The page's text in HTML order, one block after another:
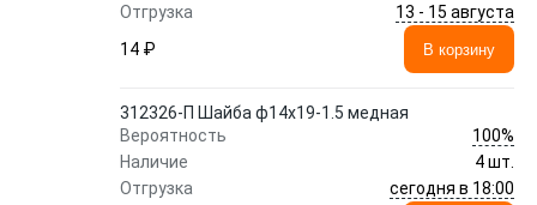
Отгрузка
13 - 15 августа
14 ₽
В корзину
312326-П Шайба ф14х19-1.5 медная
Вероятность
100%
Наличие
4 шт.
Отгрузка
сегодня в 18:00